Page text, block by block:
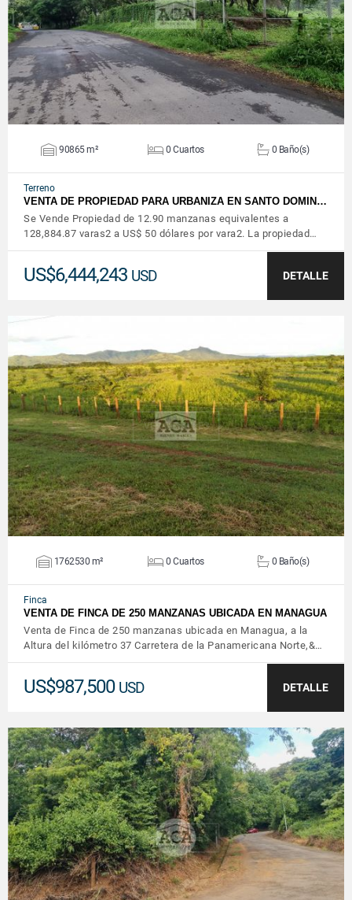
VER DETALLES
90865 m² 0 Cuartos 0 Baño(s)
Terreno
VENTA DE PROPIEDAD PARA URBANIZA EN SANTO DOMIN…
Se Vende Propiedad de 12.90 manzanas equivalentes a
128,884.87 varas2 a US$ 50 dólares por vara2. La propiedad…
US$6,444,243 USD DETALLE
VER DETALLES
1762530 m² 0 Cuartos 0 Baño(s)
Finca
VENTA DE FINCA DE 250 MANZANAS UBICADA EN MANAGUA
Venta de Finca de 250 manzanas ubicada en Managua, a la
Altura del kilómetro 37 Carretera de la Panamericana Norte,&…
US$987,500 USD DETALLE
VER DETALLES